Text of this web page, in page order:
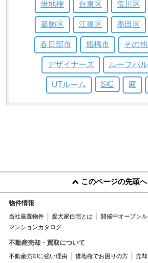
借地権 台東区 荒川区
葛飾区 江東区 墨田区
春日部市 船橋市 その
デザイナーズ ルーフバ
UTルーム SIC 庭
このページの先頭へ
物件情報
当社厳選物件 愛犬家住宅とは
開催中オープン
マンションカタログ
不動産売却・買取について
不動産売却に強い理由 借地権でお困りの方
売